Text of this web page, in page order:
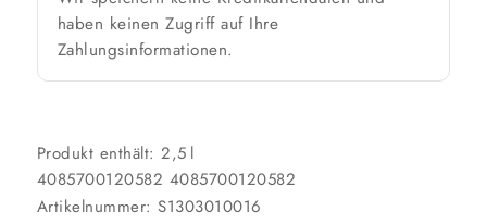
2 Anstriche empfohlen
Weiß / hell
Werte sind Richtwerte und können je nach Untergrund und Werkzeug
abweichen. Für 10 % Reserve wird automatisch aufgerundet.
haben keinen Zugriff auf Ihre
Zahlungsinformationen.
Produkt enthält: 2,5 l
4085700120582 4085700120582
Artikelnummer:S1303010016